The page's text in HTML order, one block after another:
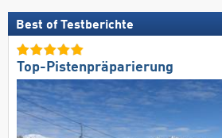
Best of Testberichte
Top-Pistenpräparierung